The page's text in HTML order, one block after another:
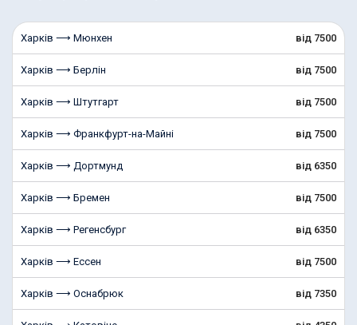
Харків ⟶ Мюнхен від 7500
Харків ⟶ Берлін від 7500
Харків ⟶ Штутгарт від 7500
Харків ⟶ Франкфурт-на-Майні від 7500
Харків ⟶ Дортмунд від 6350
Харків ⟶ Бремен від 7500
Харків ⟶ Регенсбург від 6350
Харків ⟶ Ессен від 7500
Харків ⟶ Оснабрюк від 7350